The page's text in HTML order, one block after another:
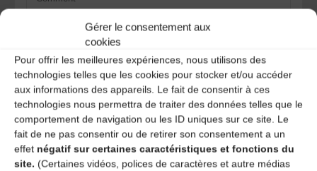
Gérer le consentement aux
cookies
Pour offrir les meilleures expériences, nous utilisons des
technologies telles que les cookies pour stocker et/ou accéder
aux informations des appareils. Le fait de consentir à ces
technologies nous permettra de traiter des données telles que le
comportement de navigation ou les ID uniques sur ce site. Le
fait de ne pas consentir ou de retirer son consentement a un
effet négatif sur certaines caractéristiques et fonctions du
site. (Certaines vidéos, polices de caractères et autre médias